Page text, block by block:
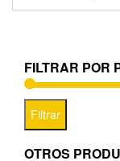
FILTRAR POR
Filtrar
OTROS